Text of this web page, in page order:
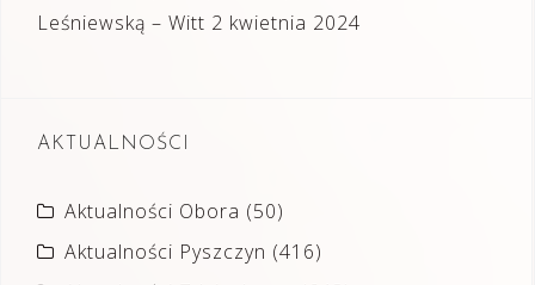
Leśniewską – Witt 2 kwietnia 2024
AKTUALNOŚCI
Aktualności Obora (50)
Aktualności Pyszczyn (416)